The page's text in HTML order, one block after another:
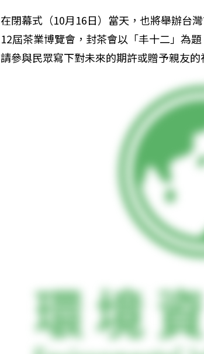
在閉幕式（10月16日）當天，也將舉辦台
12屆茶業博覽會，封茶會以「丰十二」為
請參與民眾寫下對未來的期許或贈予親友的